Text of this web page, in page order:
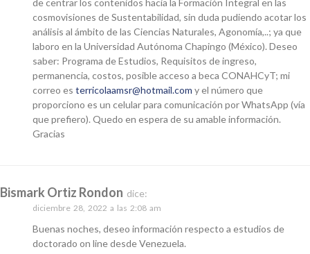
de centrar los contenidos hacia la Formación Integral en las
cosmovisiones de Sustentabilidad, sin duda pudiendo acotar los
análisis al ámbito de las Ciencias Naturales, Agonomía,..; ya que
laboro en la Universidad Autónoma Chapingo (México). Deseo
saber: Programa de Estudios, Requisitos de ingreso,
permanencia, costos, posible acceso a beca CONAHCyT; mi
correo es terricolaamsr@hotmail.com y el número que
proporciono es un celular para comunicación por WhatsApp (vía
que prefiero). Quedo en espera de su amable información.
Gracias
Bismark Ortiz Rondon dice:
diciembre 28, 2022 a las 2:08 am
Buenas noches, deseo información respecto a estudios de
doctorado on line desde Venezuela.